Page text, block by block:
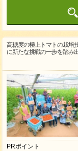
高糖度の極上トマトの栽培
に新たな挑戦の一歩を踏み
PRポイント